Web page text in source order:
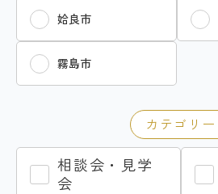
姶良市
霧島市
カテゴリー
相談会・見学
会